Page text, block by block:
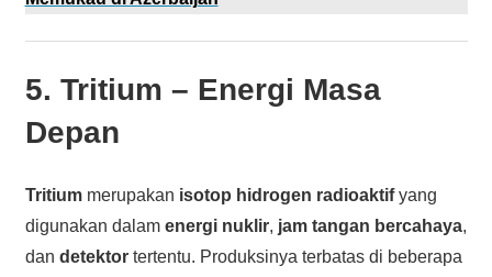
5. Tritium – Energi Masa
Depan
Tritiummerupakan isotop hidrogen radioaktifyang
digunakan dalam energi nuklir, jam tangan bercahaya,
dan detektortertentu. Produksinya terbatas di beberapa